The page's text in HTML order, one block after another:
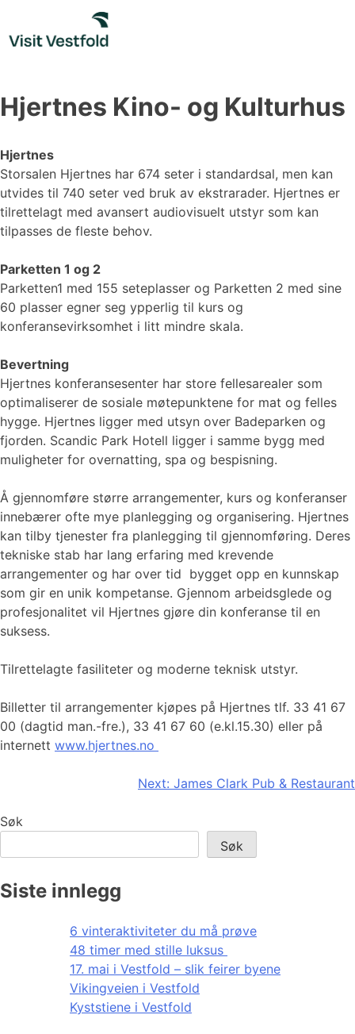
content
Hjertnes Kino- og Kulturhus
Hjertnes
Storsalen Hjertnes har 674 seter i standardsal, men kan
utvides til 740 seter ved bruk av ekstrarader. Hjertnes er
tilrettelagt med avansert audiovisuelt utstyr som kan
tilpasses de fleste behov.
Parketten 1 og 2
Parketten1 med 155 seteplasser og Parketten 2 med sine
60 plasser egner seg ypperlig til kurs og
konferansevirksomhet i litt mindre skala.
Bevertning
Hjertnes konferansesenter har store fellesarealer som
optimaliserer de sosiale møtepunktene for mat og felles
hygge. Hjertnes ligger med utsyn over Badeparken og
fjorden. Scandic Park Hotell ligger i samme bygg med
muligheter for overnatting, spa og bespisning.
Å gjennomføre større arrangementer, kurs og konferanser
innebærer ofte mye planlegging og organisering. Hjertnes
kan tilby tjenester fra planlegging til gjennomføring. Deres
tekniske stab har lang erfaring med krevende
arrangementer og har over tid bygget opp en kunnskap
som gir en unik kompetanse. Gjennom arbeidsglede og
profesjonalitet vil Hjertnes gjøre din konferanse til en
suksess.
Tilrettelagte fasiliteter og moderne teknisk utstyr.
Billetter til arrangementer kjøpes på Hjertnes tlf. 33 41 67
00 (dagtid man.-fre.), 33 41 67 60 (e.kl.15.30) eller på
internett www.hjertnes.no
Innleggsnavigasjon
Next: James Clark Pub & Restaurant
Søk
Søk
Siste innlegg
6 vinteraktiviteter du må prøve
48 timer med stille luksus
17. mai i Vestfold – slik feirer byene
Vikingveien i Vestfold
Kyststiene i Vestfold